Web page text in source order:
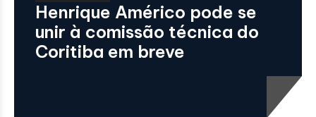
Henrique Américo pode se
unir à comissão técnica do
Coritiba em breve